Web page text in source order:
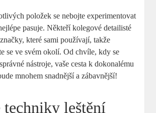
položek se nebojte experimentovat
pasuje. Někteří kolegové detailisté
které sami používají, takže
se ve svém okolí. Od chvíle, kdy se
nástroje, vaše cesta k dokonalému
mnohem snadnější a zábavnější!
leštění